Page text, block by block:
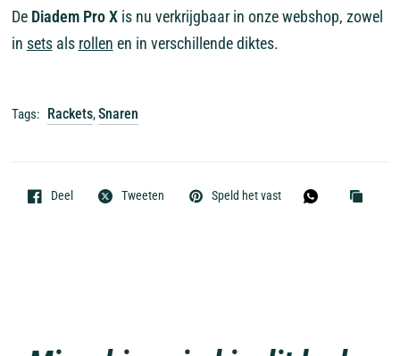
De Diadem Pro Xis nu verkrijgbaar in onze webshop, zowel
in setsals rollen en in verschillende diktes.
Tags: Rackets,Snaren
Deel Tweeten Speld het vast